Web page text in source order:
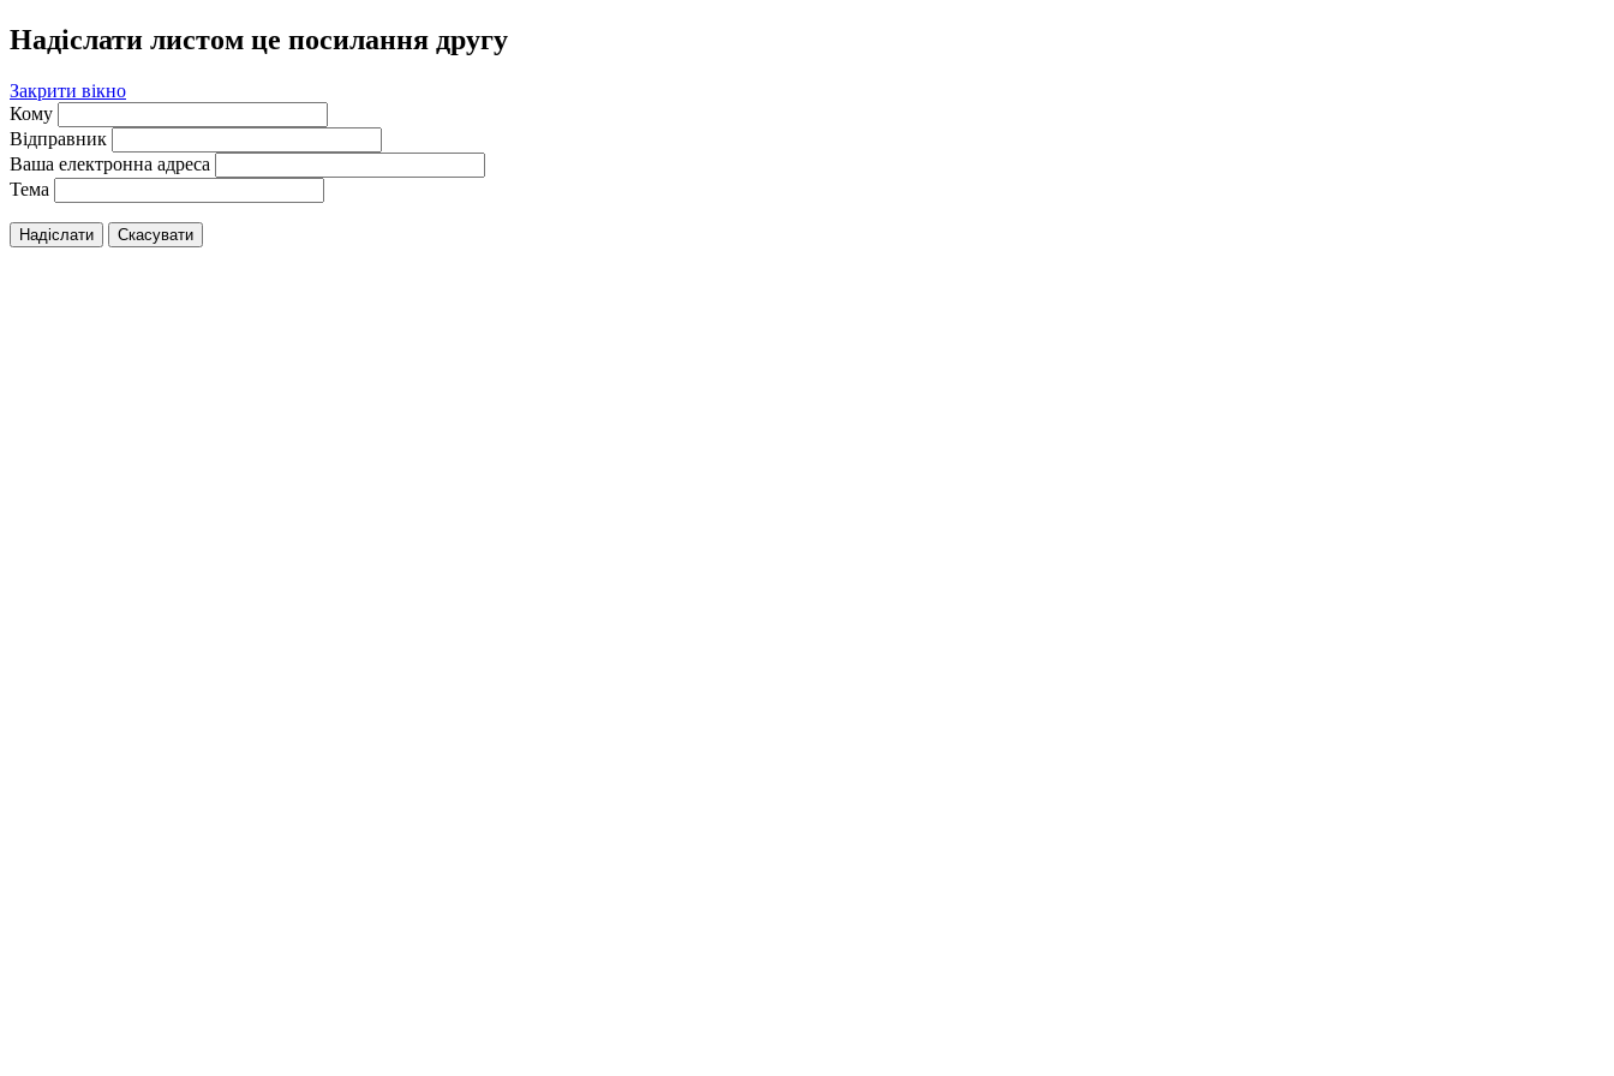
Надіслати листом це посилання другу
Закрити вікно
Кому
Відправник
Ваша електронна адреса
Тема
Надіслати Скасувати